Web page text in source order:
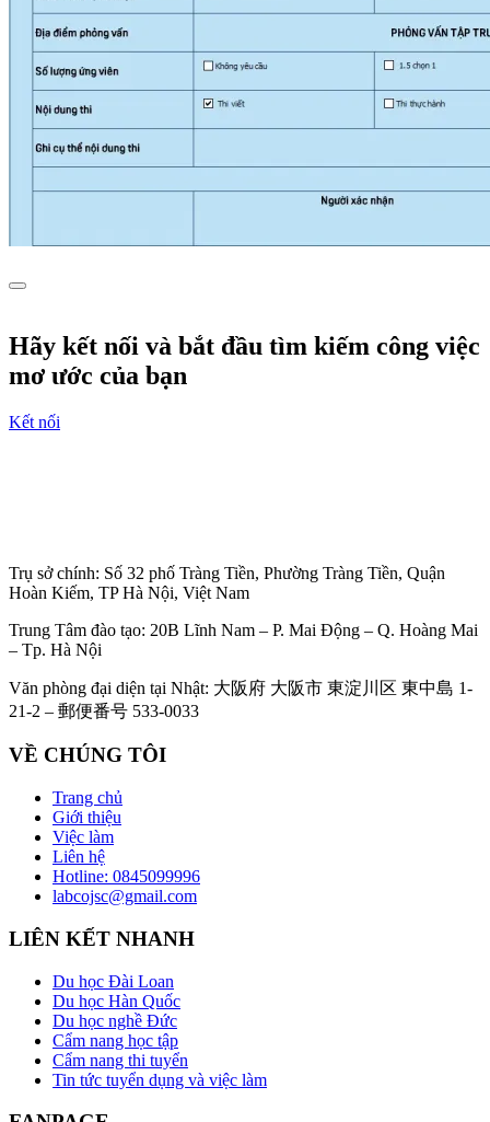
Hãy kết nối và bắt đầu tìm kiếm công việc
mơ ước của bạn
Kết nối
Trụ sở chính: Số 32 phố Tràng Tiền, Phường Tràng Tiền, Quận
Hoàn Kiếm, TP Hà Nội, Việt Nam
Trung Tâm đào tạo: 20B Lĩnh Nam – P. Mai Động – Q. Hoàng Mai
– Tp. Hà Nội
Văn phòng đại diện tại Nhật: 大阪府 大阪市 東淀川区 東中島 1-
21-2 – 郵便番号 533-0033
VỀ CHÚNG TÔI
Trang chủ
Giới thiệu
Việc làm
Liên hệ
Hotline: 0845099996
labcojsc@gmail.com
LIÊN KẾT NHANH
Du học Đài Loan
Du học Hàn Quốc
Du học nghề Đức
Cẩm nang học tập
Cẩm nang thi tuyển
Tin tức tuyển dụng và việc làm